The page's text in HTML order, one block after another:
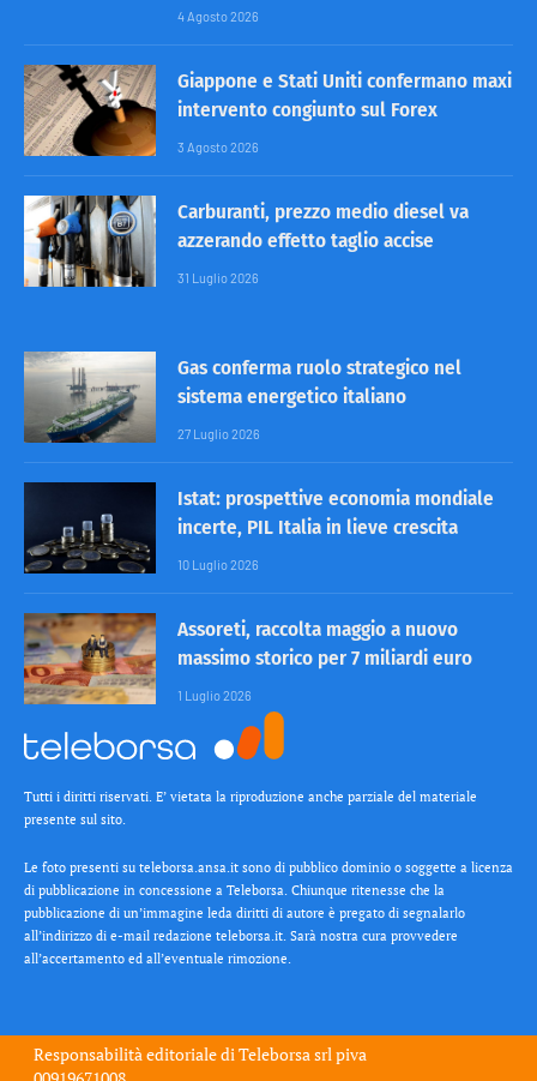
4 Agosto 2026
Giappone e Stati Uniti confermano maxi
intervento congiunto sul Forex
3 Agosto 2026
Carburanti, prezzo medio diesel va
azzerando effetto taglio accise
31 Luglio 2026
Gas conferma ruolo strategico nel
sistema energetico italiano
27 Luglio 2026
Istat: prospettive economia mondiale
incerte, PIL Italia in lieve crescita
10 Luglio 2026
Assoreti, raccolta maggio a nuovo
massimo storico per 7 miliardi euro
1 Luglio 2026
Tutti i diritti riservati. E’ vietata la riproduzione anche parziale del materiale
presente sul sito.
Le foto presenti su teleborsa.ansa.it sono di pubblico dominio o soggette a licenza
di pubblicazione in concessione a Teleborsa. Chiunque ritenesse che la
pubblicazione di un’immagine leda diritti di autore è pregato di segnalarlo
all’indirizzo di e-mail redazione teleborsa.it. Sarà nostra cura provvedere
all’accertamento ed all’eventuale rimozione.
Responsabilità editoriale diTeleborsa srlpiva